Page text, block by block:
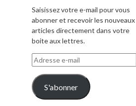
Saisissez votre e-mail pour vous
abonner et recevoir les nouveaux
articles directement dans votre
boite aux lettres.
Adresse
e-
mail
S'abonner